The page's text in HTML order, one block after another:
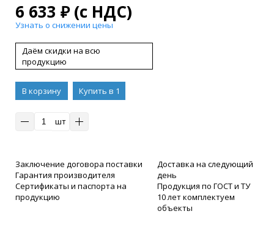
6 633 ₽(с НДС)
Узнать о снижении цены
Даём скидки на всю
продукцию
В корзину
Купить в 1
шт
Заключение договора поставки
Гарантия производителя
Сертификаты и паспорта на
продукцию
Доставка на следующий
день
Продукция по ГОСТ и ТУ
10 лет комплектуем
объекты